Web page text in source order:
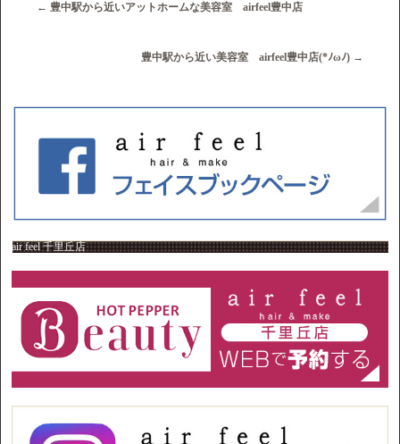
← 豊中駅から近いアットホームな美容室 airfeel豊中店
豊中駅から近い美容室 airfeel豊中店(*ﾉωﾉ) →
air feel 千里丘店